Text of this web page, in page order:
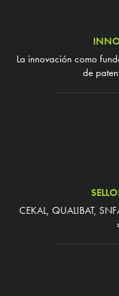
La innovación como
de
CEKAL, QUALIBAT,